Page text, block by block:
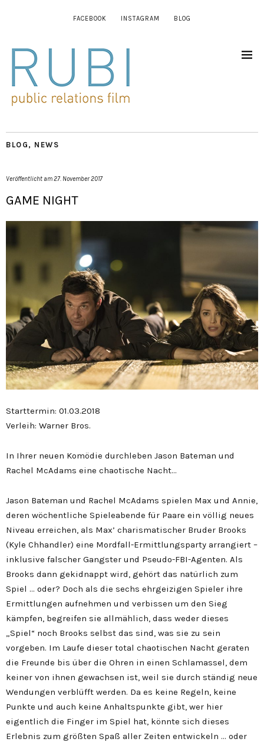
FACEBOOK INSTAGRAM BLOG
BLOG , NEWS
Veröffentlicht am27. November 2017
GAME NIGHT
Starttermin: 01.03.2018
Verleih: Warner Bros.
In Ihrer neuen Komödie durchleben Jason Bateman und
Rachel McAdams eine chaotische Nacht…
Jason Bateman und Rachel McAdams spielen Max und Annie,
deren wöchentliche Spieleabende für Paare ein völlig neues
Niveau erreichen, als Max’ charismatischer Bruder Brooks
(Kyle Chhandler) eine Mordfall-Ermittlungsparty arrangiert –
inklusive falscher Gangster und Pseudo-FBI-Agenten. Als
Brooks dann gekidnappt wird, gehört das natürlich zum
Spiel … oder? Doch als die sechs ehrgeizigen Spieler ihre
Ermittlungen aufnehmen und verbissen um den Sieg
kämpfen, begreifen sie allmählich, dass weder dieses
„Spiel“ noch Brooks selbst das sind, was sie zu sein
vorgeben. Im Laufe dieser total chaotischen Nacht geraten
die Freunde bis über die Ohren in einen Schlamassel, dem
keiner von ihnen gewachsen ist, weil sie durch ständig neue
Wendungen verblüfft werden. Da es keine Regeln, keine
Punkte und auch keine Anhaltspunkte gibt, wer hier
eigentlich die Finger im Spiel hat, könnte sich dieses
Erlebnis zum größten Spaß aller Zeiten entwickeln … oder